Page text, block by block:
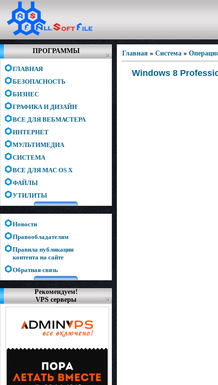
ПРОГРАММЫ
ГЛАВНАЯ
БЕЗОПАСНОСТЬ
БИЗНЕС
ГРАФИКА И ДИЗАЙН
ВСЕ ДЛЯ ВЕБМАСТЕРА
ИНТЕРНЕТ
МУЛЬТИМЕДИА
СИСТЕМА
ВСЕ ДЛЯ MAC OS X
ФАЙЛЫ
УТИЛИТЫ
Новости
Правообладателям
Правила публикации
контента на сайте
Обратная связь
Рекомендуем!
VPS серверы
Главная » Система »
Windows 8